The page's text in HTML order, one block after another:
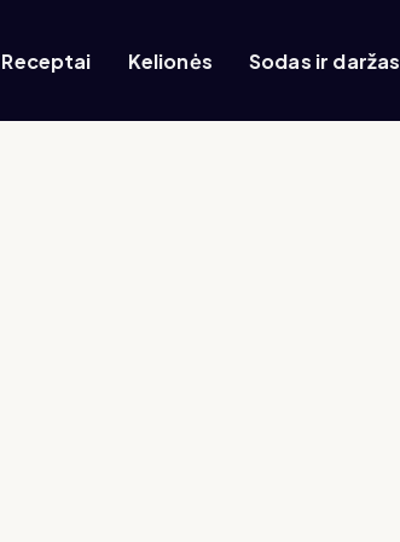
Receptai Kelionės Sodas ir daržas